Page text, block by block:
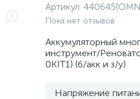
Артикул:
Пока нет отзывов
Аккумуляторный
инструмент/
0KIT1) (б/акк и з/у)
Напряжение